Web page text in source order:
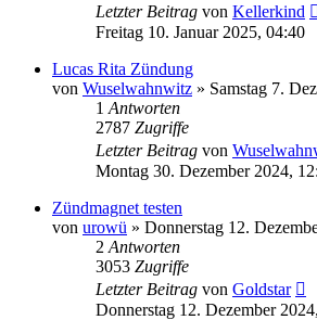
Letzter Beitrag von Kellerkind
Freitag 10. Januar 2025, 04:40
Lucas Rita Zündung
von Wuselwahnwitz » Samstag 7.
1 Antworten
2787 Zugriffe
Letzter Beitrag von
Montag 30. Dezember 2024,
Zündmagnet testen
von urowü » Donnerstag 12.
2 Antworten
3053 Zugriffe
Letzter Beitrag von Goldstar
Donnerstag 12. Dezember